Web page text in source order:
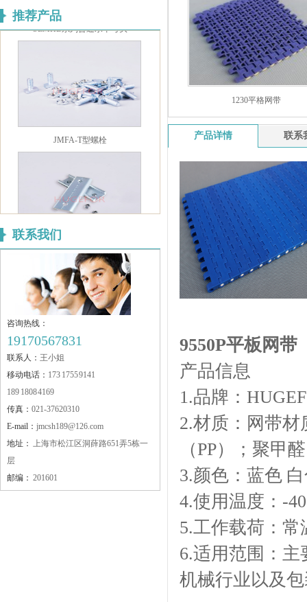
推荐产品
SLMHB系列普通水平弯头
JMFA-LJT80护栏连接件
JLM-ZJ 铝合金护栏支架
联系我们
咨询热线：
19170567831
联系人： 王小姐
移动电话： 173 1755 9141
189 1808 4169
传真： 021-37620310
E-mail： jmcsh189@126.com
地址： 上海市松江区洞薛路651弄5栋一
层
邮编： 201601
1230平格网带
产品详情 联系
9550P平板网带
产品信息
1.品牌：
2.材质：网带
（PP）；聚甲
3.颜色：蓝色
4.使用温度：-
5.工作载荷：常
6.适用范围：
机械行业以及